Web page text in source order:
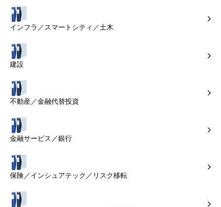
インフラ／スマートシティ／土木
建設
不動産／金融代替投資
金融サービス／銀行
保険／インシュアテック／リスク移転